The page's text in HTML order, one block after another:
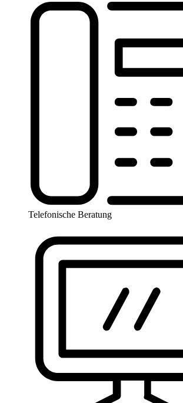
Telefonische Beratung